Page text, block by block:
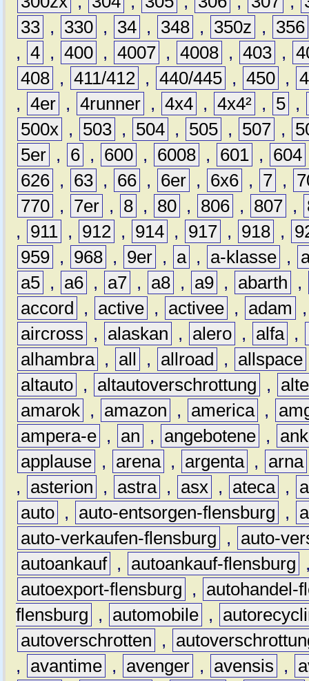
33 , 330 , 34 , 348 , 350z ,
356
, 4 , 400 , 4007 , 4008 , 403 ,
408 , 411/412 , 440/445 , 450 ,
, 4er , 4runner , 4x4 , 4x4² , 5 ,
500x , 503 , 504 , 505 , 507 ,
5er , 6 , 600 , 6008 , 601 , 604
626 , 63 , 66 , 6er , 6x6 , 7 ,
770 , 7er , 8 , 80 , 806 , 807 ,
,
911 , 912 , 914 , 917 , 918 ,
959 , 968 , 9er , a , a-klasse ,
a5 , a6 , a7 , a8 , a9 , abarth
,
accord
, active , activee , adam
aircross
, alaskan , alero , alfa ,
alhambra , all , allroad , allspace
altauto , altautoverschrottung ,
amarok , amazon , america ,
ampera-e , an , angebotene ,
applause , arena , argenta , arna
,
asterion , astra , asx , ateca ,
auto , auto-entsorgen-flensburg ,
auto-verkaufen-flensburg
,
auto-
autoankauf , autoankauf-flensburg
autoexport-flensburg
,
autohandel-
flensburg
, automobile ,
autoverschrotten
,
,
avantime , avenger , avensis ,